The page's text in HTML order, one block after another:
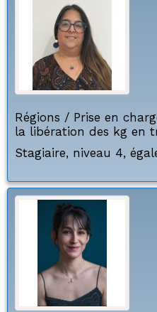
Régions / Prise en
la libération des kg en
Stagiaire, niveau 4,